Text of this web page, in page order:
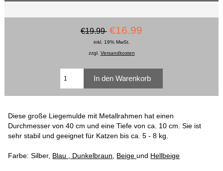
€19.99 €16.99
inkl. 19% MwSt.
zzgl. Versandkosten
Diese große Liegemulde mit Metallrahmen hat einen
Durchmesser von 40 cm und eine Tiefe von ca. 10 cm. Sie ist
sehr stabil und geeignet für Katzen bis ca. 5 - 8 kg.
Farbe: Silber, Blau Dunkelbraun, Beigeund Hellbeige